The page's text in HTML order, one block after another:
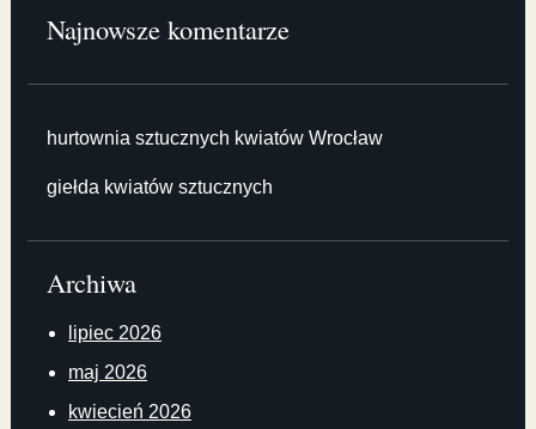
Najnowsze komentarze
hurtownia sztucznych kwiatów Wrocław
giełda kwiatów sztucznych
Archiwa
lipiec 2026
maj 2026
kwiecień 2026